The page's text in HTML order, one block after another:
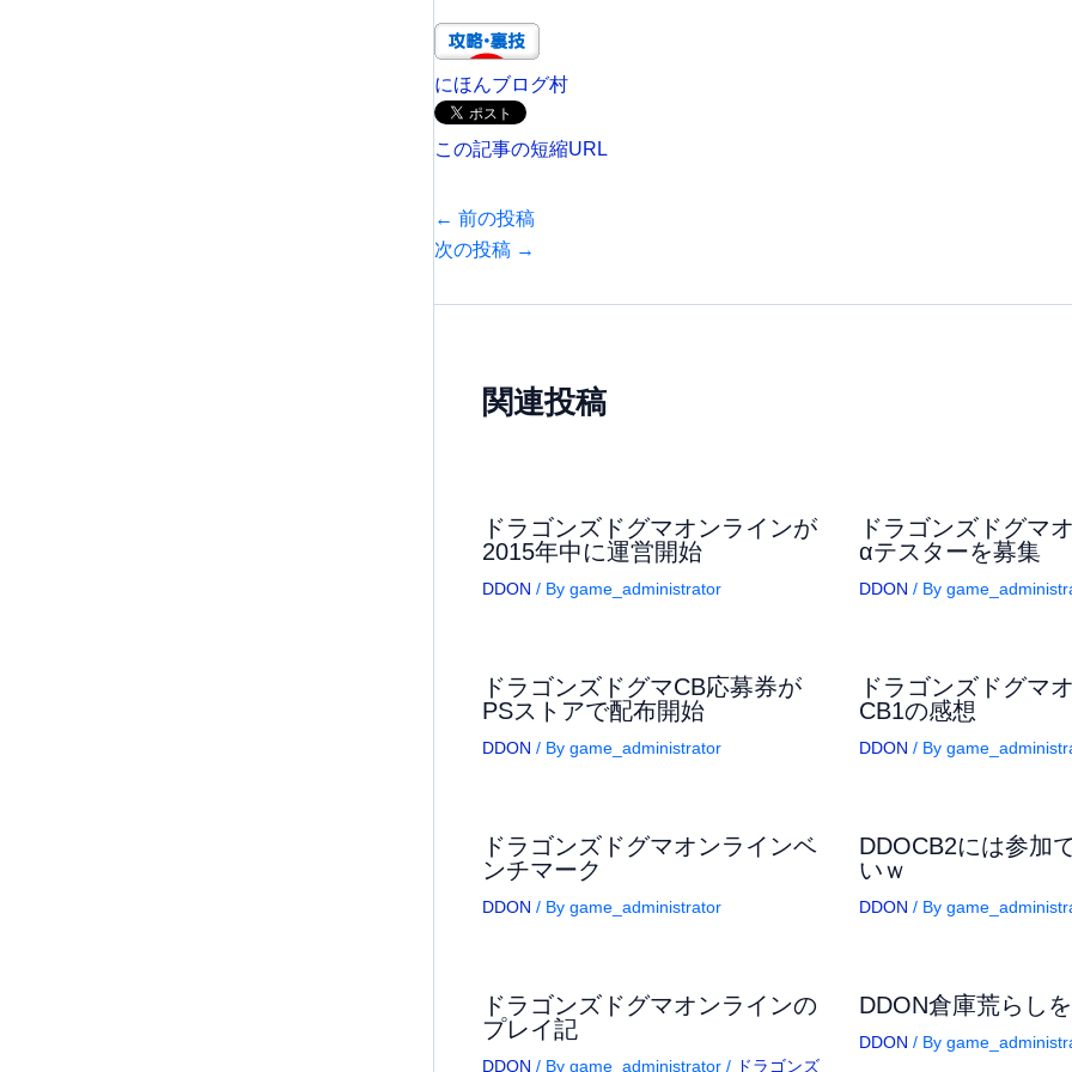
にほんブログ村
この記事の短縮URL
← 前の投稿
次の投稿 →
関連投稿
ドラゴンズドグマオンラインが
2015年中に運営開始
DDON / By game_administrator
ドラゴンズドグマ
αテスターを募集
DDON / By
ドラゴンズドグマCB応募券が
PSストアで配布開始
DDON / By game_administrator
ドラゴンズドグマ
CB1の感想
DDON / By
ドラゴンズドグマオンラインベ
ンチマーク
DDON / By game_administrator
DDOCB2には参加
いｗ
DDON / By
ドラゴンズドグマオンラインの
プレイ記
DDON / By game_administrator / ドラゴンズ
DDON倉庫荒らし
DDON / By